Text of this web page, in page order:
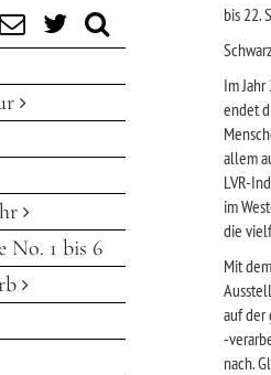
No. 1 bis 6
bis 22.
Im
endet
allem
LVR-
im
die
Mit
auf der
-
nach.